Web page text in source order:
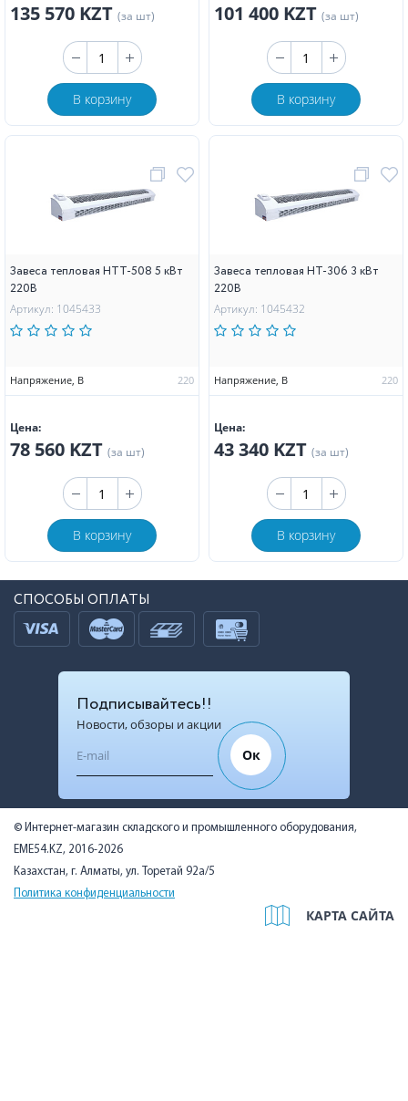
135 570 KZT (за шт)
В корзину
101 400 KZT (за шт)
В корзину
Завеса тепловая НТТ-508 5 кВт
220В
Артикул: 1045433
Напряжение, В 220
Цена:
78 560 KZT (за шт)
В корзину
Завеса тепловая НТ-306 3 кВт
220В
Артикул: 1045432
Напряжение, В 220
Цена:
43 340 KZT (за шт)
В корзину
СПОСОБЫ ОПЛАТЫ
Подписывайтесь!!
Новости, обзоры и акции
Ок
© Интернет-магазин складского и промышленного оборудования,
EME54.KZ, 2016-2026
Казахстан, г. Алматы, ул. Торетай 92а/5
Политика конфиденциальности
КАРТА САЙТА